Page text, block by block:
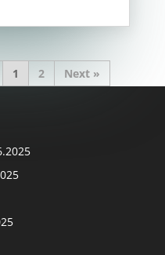
1 2 »